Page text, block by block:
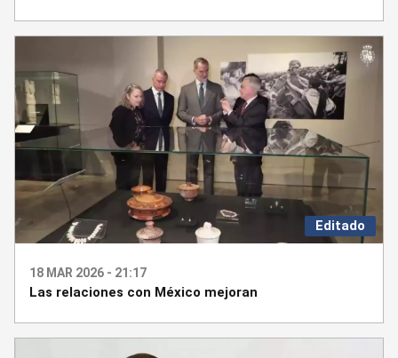
Editado
18 MAR 2026 - 21:17
Las relaciones con México mejoran